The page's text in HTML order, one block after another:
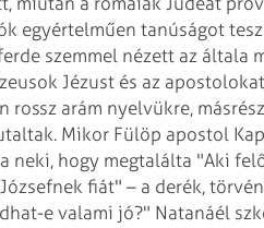
egyértelműen tanúságot
szemmel nézett az általa
Jézust és az
rossz arám nyelvükre,
Mikor Fülöp apostol
neki, hogy megtalálta "Aki
fiát" – a derék,
e valami jó?" Natanáél